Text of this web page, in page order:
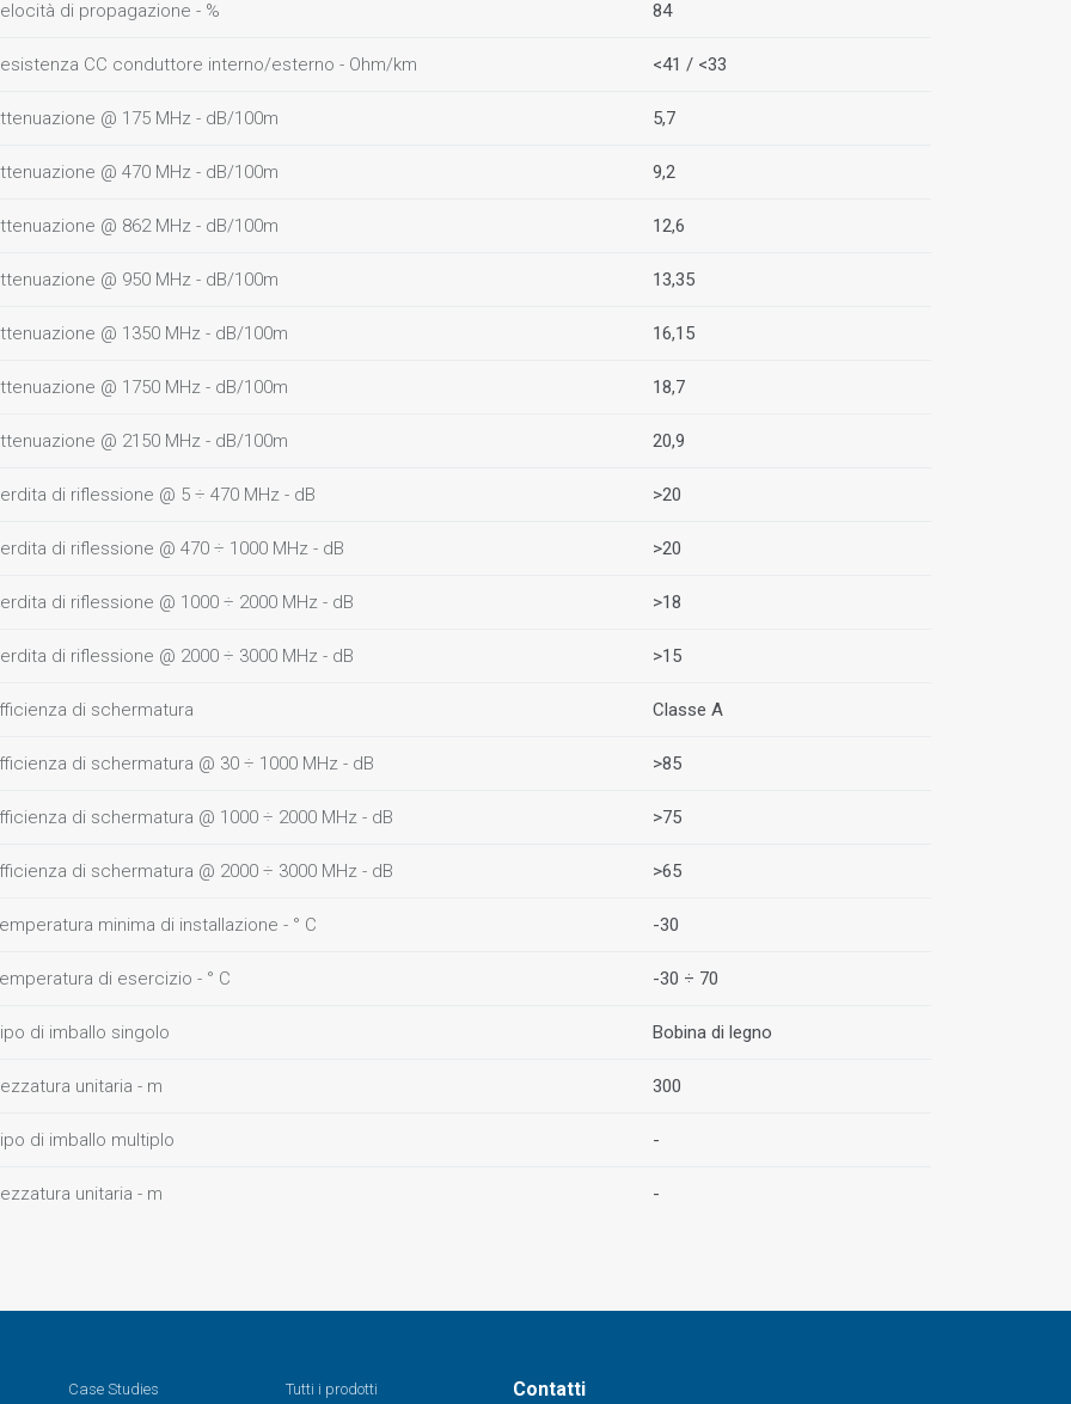
di propagazione - % 84
CC conduttore interno/esterno - Ohm/km <41 / <33
@ 175 MHz - dB/100m 5,7
@ 470 MHz - dB/100m 9,2
@ 862 MHz - dB/100m 12,6
@ 950 MHz - dB/100m 13,35
@ 1350 MHz - dB/100m 16,15
@ 1750 MHz - dB/100m 18,7
@ 2150 MHz - dB/100m 20,9
di riflessione @ 5 ÷ 470 MHz - dB >20
di riflessione @ 470 ÷ 1000 MHz - dB >20
di riflessione @ 1000 ÷ 2000 MHz - dB >18
di riflessione @ 2000 ÷ 3000 MHz - dB >15
di schermatura Classe A
di schermatura @ 30 ÷ 1000 MHz - dB >85
di schermatura @ 1000 ÷ 2000 MHz - dB >75
di schermatura @ 2000 ÷ 3000 MHz - dB >65
minima di installazione - ° C -30
di esercizio - ° C -30 ÷ 70
di imballo singolo Bobina di legno
unitaria - m 300
di imballo multiplo -
unitaria - m -
Case Studies
Tutti i prodotti
Contatti